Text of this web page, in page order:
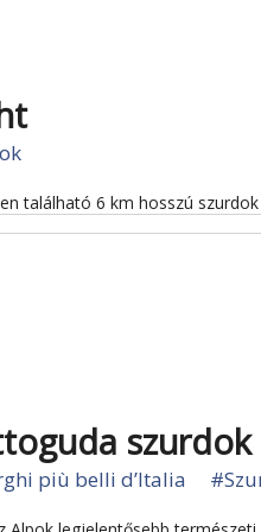
található 6 km hosszú
szurdok
più belli d’Italia